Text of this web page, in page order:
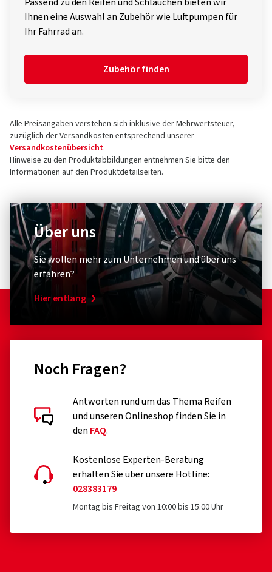
Ihnen eine Auswahl an Zubehör wie Luftpumpen für
Ihr Fahrrad an.
Zubehör finden
Alle Preisangaben verstehen sich inklusive der Mehrwertsteuer,
zuzüglich der Versandkosten entsprechend unserer
Versandkostenübersicht.
Hinweise zu den Produktabbildungen entnehmen Sie bitte den
Informationen auf den Produktdetailseiten.
Über uns
Sie wollen mehr zum Unternehmen und über uns
erfahren?
Hier entlang
Noch Fragen?
Antworten rund um das Thema Reifen
und unseren Onlineshop finden Sie in
den FAQ.
Kostenlose Experten-Beratung
erhalten Sie über unsere Hotline:
028383179
Montag bis Freitag von 10:00 bis 15:00 Uhr